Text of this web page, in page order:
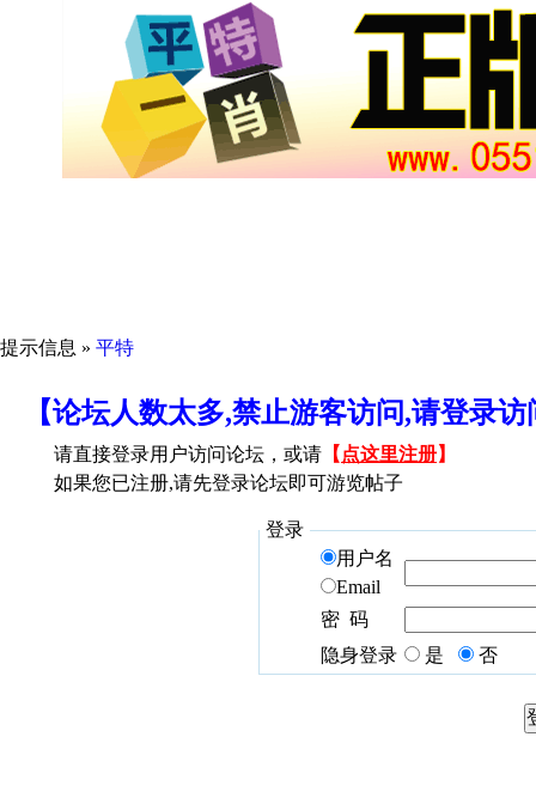
提示信息 » 平特
【论坛人数太多,禁止游客访问,请登录
请直接登录用户访问论坛，或请 【 点这里注册】
如果您已注册,请先登录论坛即可游览帖子
登录
用户名
Email
密 码
隐身登录
是 否